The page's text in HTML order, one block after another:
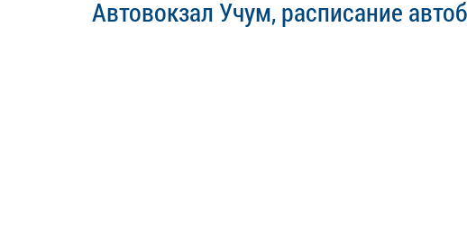
Автовокзал Учум, расписание